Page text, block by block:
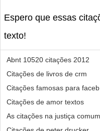
Espero que essas
texto!
Abnt 10520 citações 2012
Citações de livros de crm
Citações famosas para
Citações de amor textos
As citações na justiça comum